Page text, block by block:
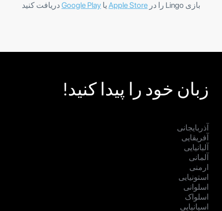
بازی Lingo را در Apple Store یا Google Play دریافت کنید
زبان خود را پیدا کنید!
آذربایجانی
آفریقایی
آلبانیایی
آلمانی
ارمنی
استونیایی
اسلوانی
اسلواک
اسپانیایی